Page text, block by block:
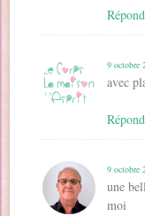
9 octobre
avec
9 octobre
une
moi